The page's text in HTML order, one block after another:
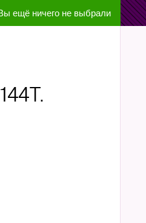
ещё ничего не выбрали